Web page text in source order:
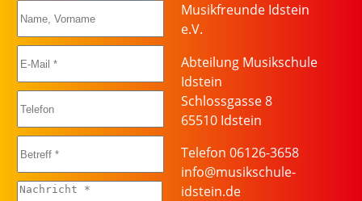
Musikfreunde Idstein
e.V.
Abteilung Musikschule
Idstein
Schlossgasse 8
65510 Idstein
Telefon 06126-3658
info@musikschule-
idstein.de